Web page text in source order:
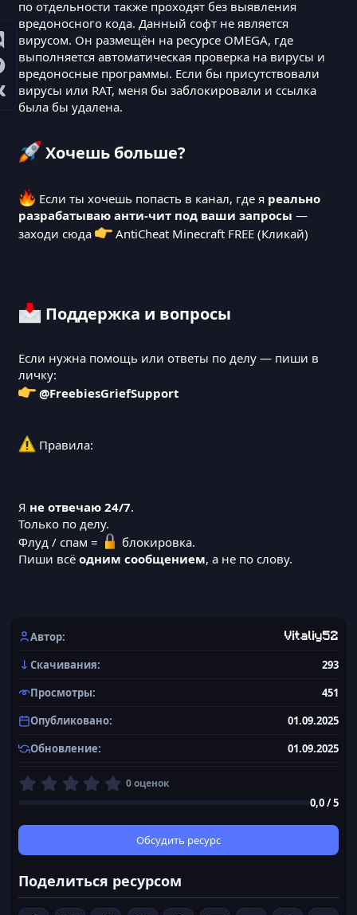
по отдельности также проходят без выявления
вредоносного кода. Данный софт не является
вирусом. Он размещён на ресурсе OMEGA, где
выполняется автоматическая проверка на вирусы и
вредоносные программы. Если бы присутствовали
вирусы или RAT, меня бы заблокировали и ссылка
была бы удалена.
Хочешь больше?​
Если ты хочешь попасть в канал, где я реально
разрабатываю анти-чит под ваши запросы —
заходи сюда
AntiCheat Minecraft FREE (Кликай)
Поддержка и вопросы​
Если нужна помощь или ответы по делу — пиши в
личку:
@FreebiesGriefSupport
Правила:
Я не отвечаю 24/7.
Только по делу.
Флуд / спам =
блокировка.
Пиши всё одним сообщением, а не по слову.
Автор Vitaliy52
Скачивания
293
Просмотры
451
Опубликовано
01.09.2025
Обновление
01.09.2025
0
0
в
ё
з
д
0 оценок
0,0 / 5
Обсудить ресурс
Поделиться ресурсом